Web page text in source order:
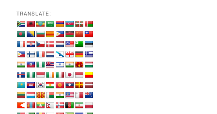
TRANSLATE: